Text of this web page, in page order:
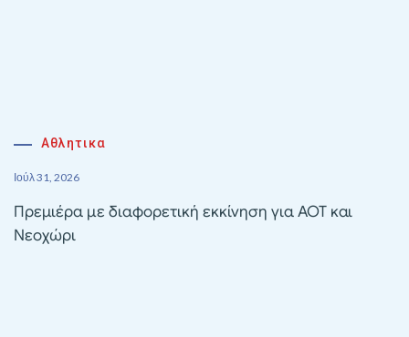
Αθλητικα
Ιούλ 31, 2026
Πρεμιέρα με διαφορετική εκκίνηση για ΑΟΤ και
Νεοχώρι